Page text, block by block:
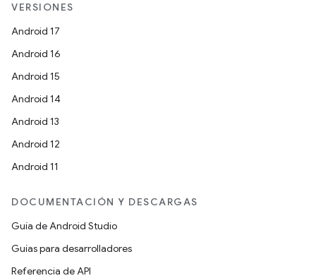
VERSIONES
Android 17
Android 16
Android 15
Android 14
Android 13
Android 12
Android 11
DOCUMENTACIÓN Y DESCARGAS
Guía de Android Studio
Guías para desarrolladores
Referencia de API